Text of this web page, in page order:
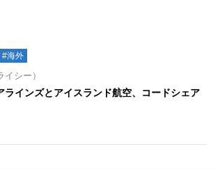
#海外
シー）
ラインズとアイスランド航空、コードシェア